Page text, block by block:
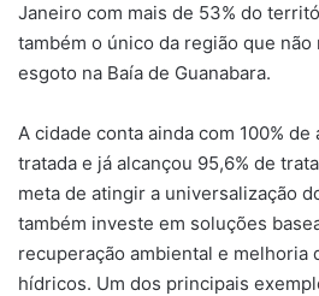
Janeiro com mais de 53% do
também o único da região que
esgoto na Baía de Guanabara.
A cidade conta ainda com 100%
tratada e já alcançou 95,6% de
meta de atingir a universalização
também investe em soluções
recuperação ambiental e melhoria
hídricos. Um dos principais